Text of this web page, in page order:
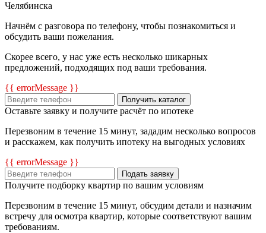
Челябинска
Начнём с разговора по телефону, чтобы познакомиться и
обсудить ваши пожелания.
Скорее всего, у нас уже есть несколько шикарных
предложений, подходящих под ваши требования.
{{ errorMessage }}
Получить каталог
Оставьте заявку и получите расчёт по ипотеке
Перезвоним в течение 15 минут, зададим несколько вопросов
и расскажем, как получить ипотеку на выгодных условиях
{{ errorMessage }}
Подать заявку
Получите подборку квартир по вашим условиям
Перезвоним в течение 15 минут, обсудим детали и назначим
встречу для осмотра квартир, которые соответствуют вашим
требованиям.